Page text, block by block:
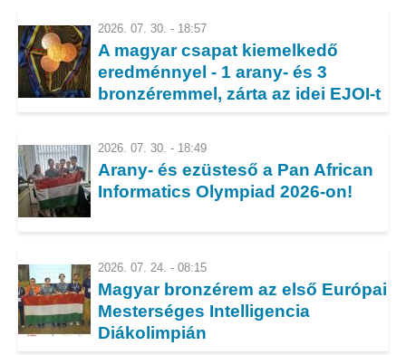
Magyar bronzérem az első Európai Mesterséges
Intelligencia…
Éremeső a 2026-os Közép-Európai Informatikai
2026. 07. 30. - 18:57
A magyar csapat kiemelkedő
eredménnyel - 1 arany- és 3
bronzéremmel, zárta az idei EJOI-t
2026. 07. 30. - 18:49
Arany- és ezüsteső a Pan African
Informatics Olympiad 2026-on!
2026. 07. 24. - 08:15
Magyar bronzérem az első Európai
Mesterséges Intelligencia
Diákolimpián